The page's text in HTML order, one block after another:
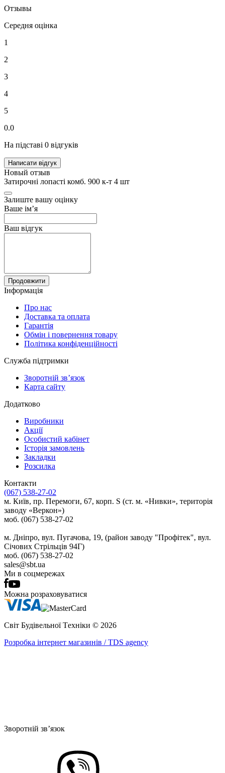
Отзывы
Середня оцінка
1
2
3
4
5
0.0
На підставі 0 відгуків
Написати відгук
Новый отзыв
Затирочні лопасті комб. 900 к-т 4 шт
Залиште вашу оцінку
Ваше ім’я
Ваш відгук
Продовжити
Інформація
Про нас
Доставка та оплата
Гарантія
Обмін і повернення товару
Політика конфіденційності
Служба підтримки
Зворотній зв’язок
Карта сайту
Додатково
Виробники
Акції
Особистий кабінет
Історія замовлень
Закладки
Розсилка
Контакти
(067) 538-27-02
м. Київ, пр. Перемоги, 67, корп. S (ст. м. «Нивки», територія
заводу «Веркон»)
моб. (067) 538-27-02
м. Дніпро, вул. Пугачова, 19, (район заводу "Профітек", вул.
Січових Стрільців 94Г)
моб. (067) 538-27-02
sales@sbt.ua
Ми в соцмережах
Можна розраховуватися
Світ Будівельної Tехніки © 2026
Розробка інтернет магазинів / TDS agency
Зворотній зв’язок